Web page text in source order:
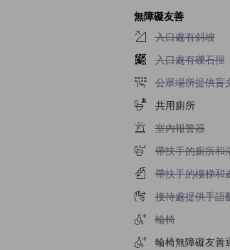
無障礙友善
入口處有斜坡不適用
入口處有斜坡
入口處有礫石徑不
入口處有礫石徑
公眾場所提供盲文
公眾場所提供盲
共用廁所
室內報警器不適用
室內報警器
帶扶手的廁所和浴
帶扶手的廁所和
帶扶手的樓梯和走
帶扶手的樓梯和
接待處提供手語翻
接待處提供手語
輪椅不適用
輪椅
輪椅無障礙友善